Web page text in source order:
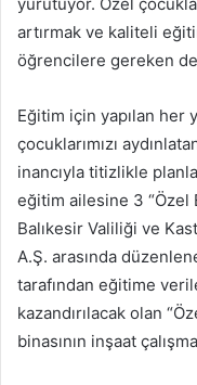
yürütüyor. Özel
artırmak ve kaliteli
öğrencilere gereken
Eğitim için yapılan her
çocuklarımızı
inancıyla titizlikle
eğitim ailesine 3 “Özel
Balıkesir Valiliği ve
A.Ş. arasında
tarafından eğitime
kazandırılacak olan
binasının inşaat